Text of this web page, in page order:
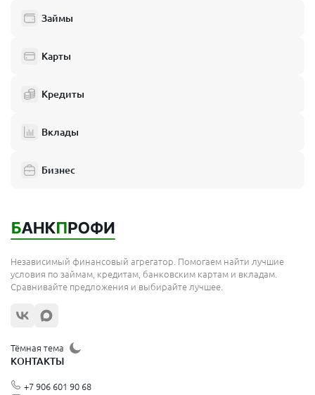
Займы
Карты
Кредиты
Вклады
Бизнес
Независимый финансовый агрегатор. Помогаем найти лучшие
условия по займам, кредитам, банковским картам и вкладам.
Сравнивайте предложения и выбирайте лучшее.
Тёмная тема
КОНТАКТЫ
+7 906 601 90 68